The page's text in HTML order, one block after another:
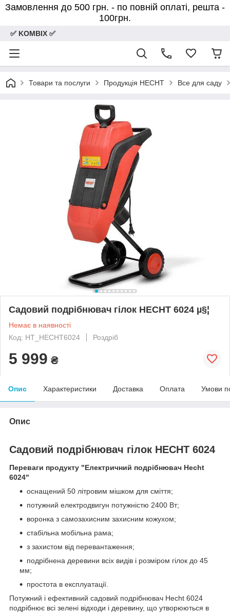
Замовлення до 500 грн. - по повній оплаті, решта -
100грн.
✅ KOMBIX ✅
Товари та послуги Продукція HECHT Все для саду
Садовий подрібнювач гілок HECHT 6024 µ§¦
Немає в наявності
Код: HT_HECHT6024
Роздріб
5 999 ₴
Опис Характеристики Доставка Оплата Умови
Опис
Садовий подрібнювач гілок HECHT 6024
Переваги продукту "Електричний подрібнювач Hecht
6024"
оснащений 50 літровим мішком для сміття;
потужний електродвигун потужністю 2400 Вт;
воронка з самозахисним захисним кожухом;
стабільна мобільна рама;
з захистом від перевантаження;
подрібнена деревини всіх видів і розміром гілок до 45
мм;
простота в експлуатації.
Потужний і ефективний садовий подрібнювач Hecht 6024
подрібнює всі зелені відходи і деревину, що утворюються в